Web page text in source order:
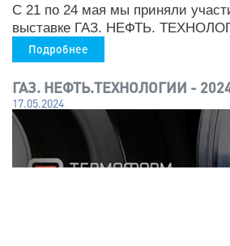
С 21 по 24 мая мы приняли
выставке ГАЗ. НЕФТЬ.
Подробнее
ГАЗ. НЕФТЬ.ТЕХНОЛОГИИ -
17.05.2024